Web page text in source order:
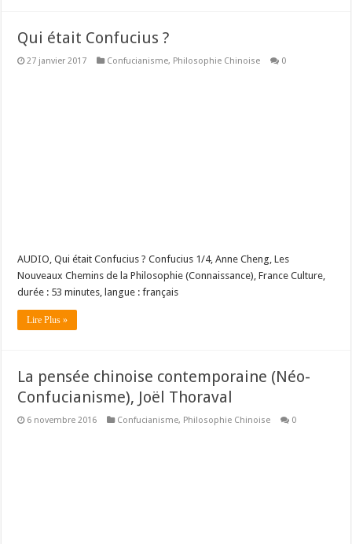
Qui était Confucius ?
27 janvier 2017 Confucianisme, Philosophie Chinoise 0
AUDIO, Qui était Confucius ? Confucius 1/4, Anne Cheng, Les
Nouveaux Chemins de la Philosophie (Connaissance), France Culture,
durée : 53 minutes, langue : français
Lire Plus »
La pensée chinoise contemporaine (Néo-
Confucianisme), Joël Thoraval
6 novembre 2016 Confucianisme, Philosophie Chinoise 0